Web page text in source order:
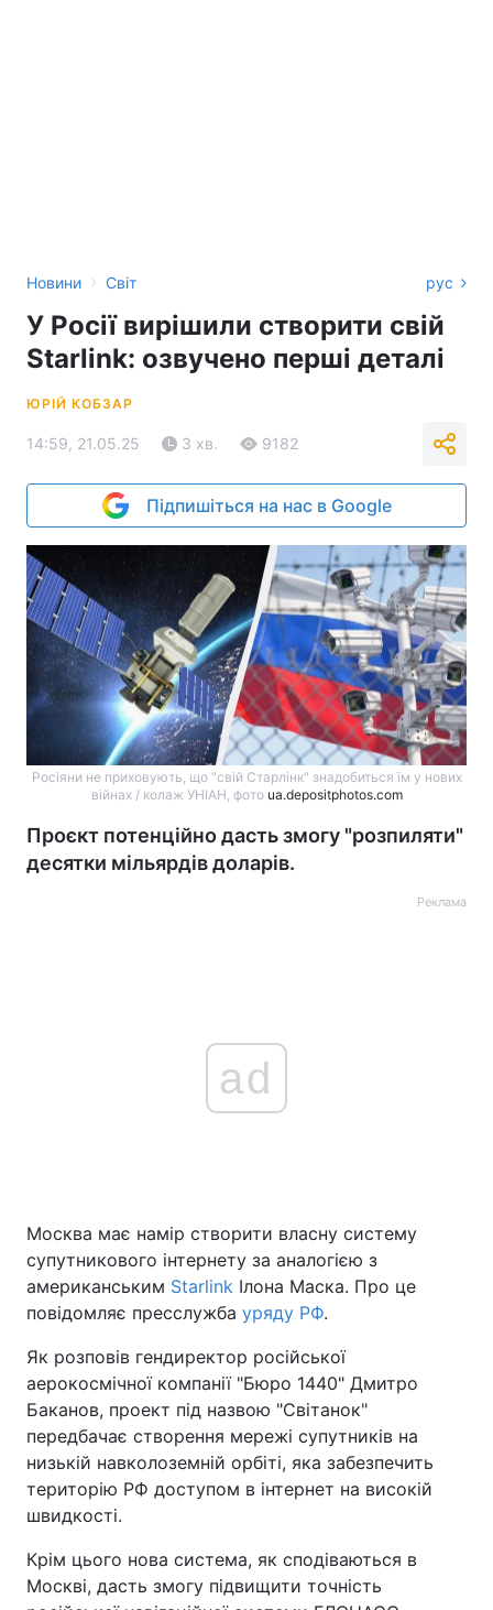
Новини › Світ рус
У Росії вирішили створити свій
Starlink: озвучено перші деталі
ЮРІЙ КОБЗАР
14:59, 21.05.25 3 хв. 9182
Підпишіться на нас в Google
Росіяни не приховують, що "свій Старлінк" знадобиться їм у нових
війнах / колаж УНІАН, фото ua.depositphotos.com
Проєкт потенційно дасть змогу "розпиляти"
десятки мільярдів доларів.
Реклама
ad
Москва має намір створити власну систему
супутникового інтернету за аналогією з
американським Starlink Ілона Маска. Про це
повідомляє пресслужба уряду РФ.
Як розповів гендиректор російської
аерокосмічної компанії "Бюро 1440" Дмитро
Баканов, проект під назвою "Світанок"
передбачає створення мережі супутників на
низькій навколоземній орбіті, яка забезпечить
територію РФ доступом в інтернет на високій
швидкості.
Крім цього нова система, як сподіваються в
Москві, дасть змогу підвищити точність